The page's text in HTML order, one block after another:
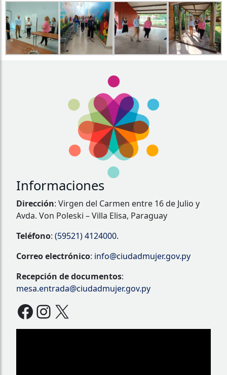
Informaciones
Dirección: Virgen del Carmen entre 16 de Julio y
Avda. Von Poleski – Villa Elisa, Paraguay
Teléfono: (59521) 4124000.
Correo electrónico: info@ciudadmujer.gov.py
Recepción de documentos:
mesa.entrada@ciudadmujer.gov.py